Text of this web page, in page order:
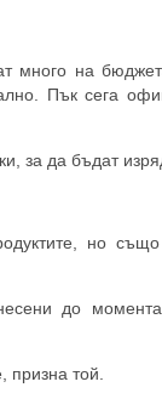
много на
Пък сега
за да бъдат
но
до
той.